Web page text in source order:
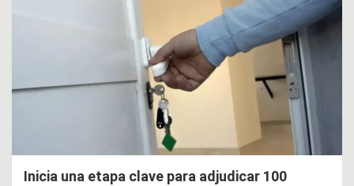
Inicia una etapa clave para adjudicar 100